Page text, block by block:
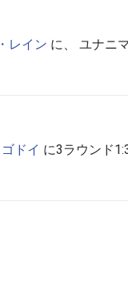
レイン に、 ユナニ
ドイ に3ラウンド